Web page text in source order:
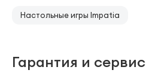
Настольные игры Impatia
Гарантия и сервис